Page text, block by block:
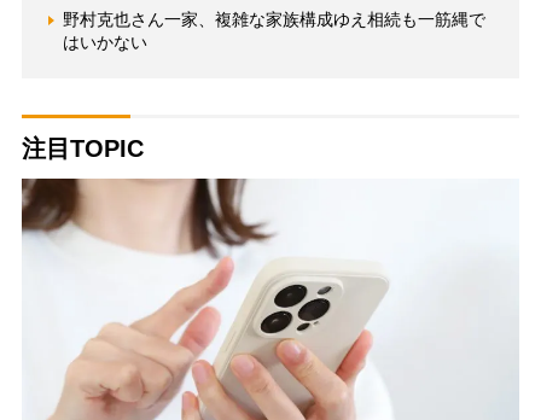
野村克也さん一家、複雑な家族構成ゆえ相続も一筋縄で
はいかない
注目TOPIC